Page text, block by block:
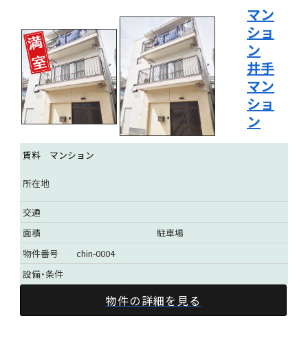
マン
ショ
ン
井手
マン
ショ
ン
賃料 マンション
所在地
交通
面積
駐車場
物件番号
chin-0004
設備・条件
物件の詳細を見る